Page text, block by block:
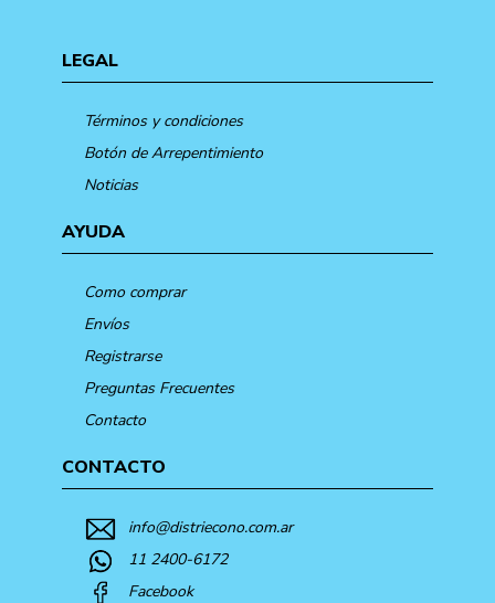
LEGAL
Términos y condiciones
Botón de Arrepentimiento
Noticias
AYUDA
Como comprar
Envíos
Registrarse
Preguntas Frecuentes
Contacto
CONTACTO
info@distriecono.com.ar
11 2400-6172
Facebook